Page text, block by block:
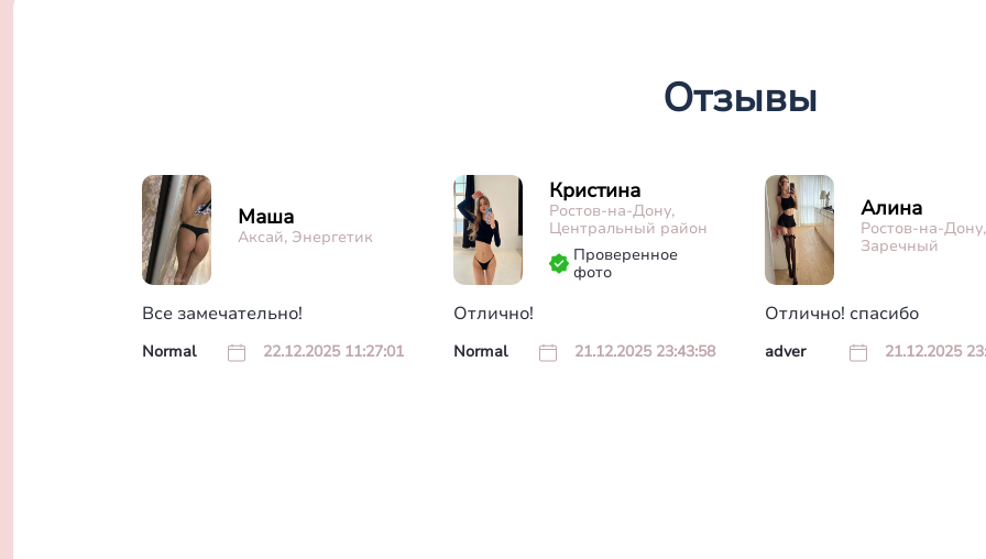
Отзывы
Маша
Аксай, Энергетик
Все замечательно!
Normal 22.12.2025 11:27:01
Кристина
Ростов-на-Дону,
Центральный район
Проверенное
фото
Отлично!
Normal 21.12.2025 23:43:58
Алина
Ростов-на-Дону,
Заречный
Отлично! спасибо
adver 21.12.2025